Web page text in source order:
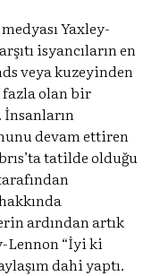
Yaxley-
isyancıların en
veya kuzeyinden
fazla olan bir
İnsanların
devam ettiren
tatilde olduğu
ardından artık
Lennon “İyi ki
dahi yaptı.